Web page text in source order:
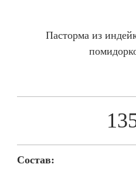
Пасторма из
Состав: